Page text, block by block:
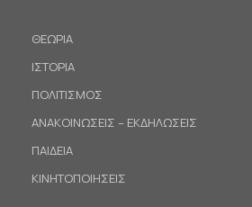
ΘΕΩΡΙΑ
ΙΣΤΟΡΙΑ
ΠΟΛΙΤΙΣΜΟΣ
ΑΝΑΚΟΙΝΩΣΕΙΣ – ΕΚΔΗΛΩΣΕΙΣ
ΠΑΙΔΕΙΑ
ΚΙΝΗΤΟΠΟΙΗΣΕΙΣ